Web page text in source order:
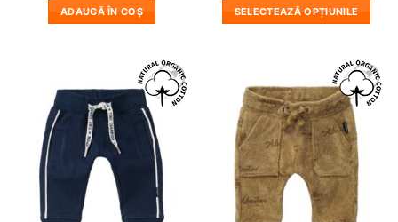
ADAUGĂ ÎN COȘ SELECTEAZĂ OPȚIUNILE
mai
multe
variații.
Opțiunile
pot
fi
alese
❤
Adauga
wishlist!
❤
Adauga
in
wishlist!